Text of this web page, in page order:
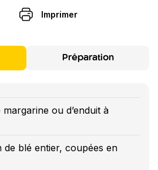
Imprimer
Préparation
margarine ou d’enduit à
de blé entier, coupées en